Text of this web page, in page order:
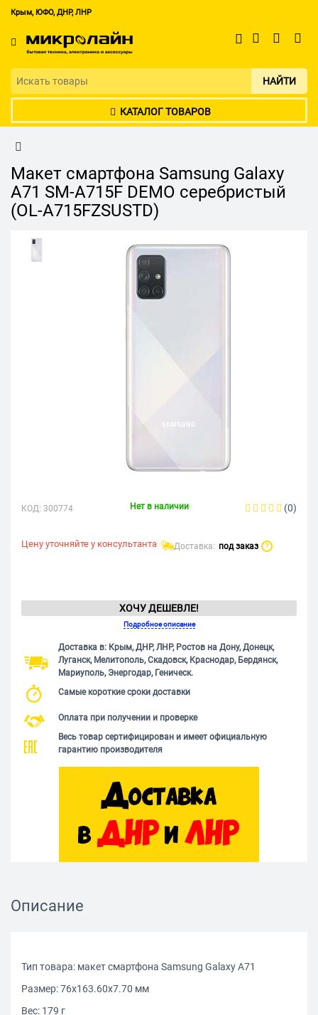
Крым, ЮФО, ДНР, ЛНР
НАЙТИ
КАТАЛОГ ТОВАРОВ
Макет смартфона Samsung Galaxy
A71 SM-A715F DEMO серебристый
(OL-A715FZSUSTD)
КОД: 300774 Нет в наличии (0)
Цену уточняйте у консультанта Доставка: под заказ ?
ХОЧУ ДЕШЕВЛЕ!
Подробное описание
Доставка в: Крым, ДНР, ЛНР, Ростов на Дону, Донецк,
Луганск, Мелитополь, Скадовск, Краснодар, Бердянск,
Мариуполь, Энергодар, Геническ.
Самые короткие сроки доставки
Оплата при получении и проверке
Весь товар сертифицирован и имеет официальную
гарантию производителя
Описание
Тип товара: макет смартфона Samsung Galaxy A71
Размер: 76x163.60x7.70 мм
Вес: 179 г